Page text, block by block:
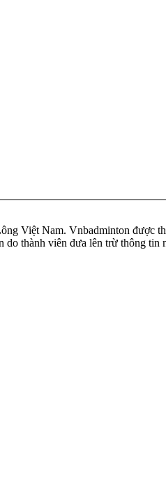
Việt Nam. Vnbadminton được
thành viên đưa lên trừ thông